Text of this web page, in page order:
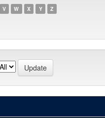
V W X Y Z